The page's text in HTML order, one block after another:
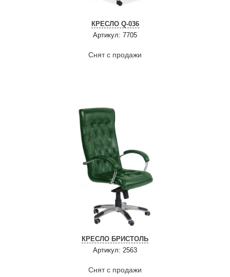
КРЕСЛО Q-036
Артикул: 7705
Снят с продажи
КРЕСЛО БРИСТОЛЬ
Артикул: 2563
Снят с продажи